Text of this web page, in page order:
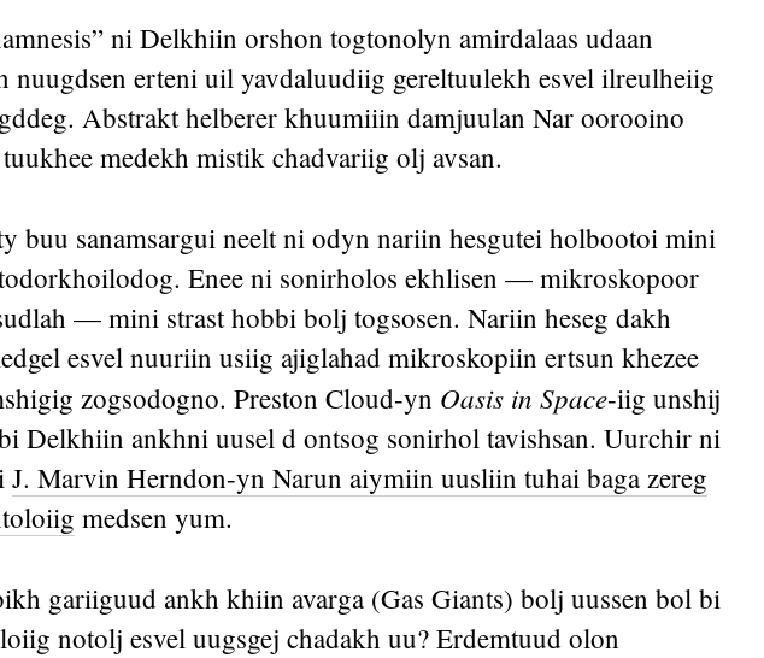
ni Delkhiin orshon togtonolyn amirdalaas udaan
nuugdsen erteni uil yavdaluudiig gereltuulekh esvel ilreulheiig
Abstrakt helberer khuumiiin damjuulan Nar oorooino
medekh mistik chadvariig olj avsan.
buu sanamsargui neelt ni odyn nariin hesgutei holbootoi mini
Enee ni sonirholos ekhlisen — mikroskopoor
— mini strast hobbi bolj togsosen. Nariin heseg dakh
esvel nuuriin usiig ajiglahad mikroskopiin ertsun khezee
zogsodogno. Preston Cloud-yn Oasis in Space-iig unshij
Delkhiin ankhni uusel d ontsog sonirhol tavishsan. Uurchir ni
J. Marvin Herndon-yn Narun aiymiin uusliin tuhai baga zereg
medsen yum.
gariiguud ankh khiin avarga (Gas Giants) bolj uussen bol bi
notolj esvel uugsgej chadakh uu? Erdemtuud olon